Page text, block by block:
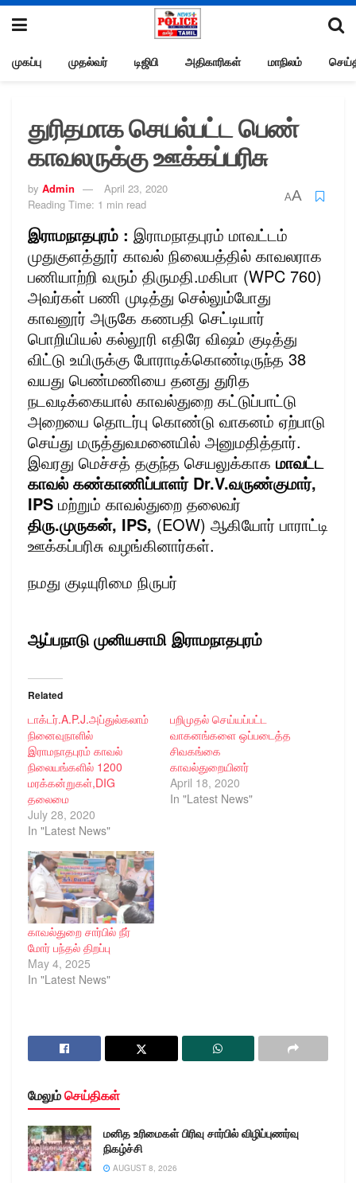
முகப்பு முதல்வர் டிஜிபி அதிகாரிகள் மாநிலம்
துரிதமாக செயல்பட்ட பெண்
காவலருக்கு ஊக்கப்பரிசு
by Admin
April 23, 2020
Reading Time: 1 min read
AA
இராமநாதபுரம் : இராமநாதபுரம் மாவட்டம்
முதுகுளத்தூர் காவல் நிலையத்தில் காவலராக
பணியாற்றி வரும் திருமதி.மகிபா (WPC 760)
அவர்கள் பணி முடித்து செல்லும்போது
காவனூர் அருகே கணபதி செட்டியார்
பொறியியல் கல்லூரி எதிரே விஷம் குடித்து
விட்டு உயிருக்கு போராடிக்கொண்டிருந்த 38
வயது பெண்மணியை தனது துரித
நடவடிக்கையால் காவல்துறை கட்டுப்பாட்டு
அறையை தொடர்பு கொண்டு வாகனம் ஏற்பாடு
செய்து மருத்துவமனையில் அனுமதித்தார்.
இவரது மெச்சத் தகுந்த செயலுக்காக மாவட்ட
காவல் கண்காணிப்பாளர் Dr.V.வருண்குமார்,
IPS மற்றும் காவல்துறை தலைவர்
திரு.முருகன், IPS, (EOW) ஆகியோர் பாராட்டி
ஊக்கப்பரிசு வழங்கினார்கள்.
நமது குடியுரிமை நிருபர்
ஆப்பநாடு முனியசாமி இராமநாதபுரம்
Related
டாக்டர்.A.P.J.அப்துல்கலாம்
நினைவுநாளில்
இராமநாதபுரம் காவல்
நிலையங்களில் 1200
மரக்கன்றுகள்,DIG
தலைமை
July 28, 2020
In "Latest News"
பறிமுதல் செய்யப்பட்ட
வாகனங்களை ஒப்படைத்த
சிவகங்கை
காவல்துறையினர்
April 18, 2020
In "Latest News"
காவல்துறை சார்பில் நீர்
மோர் பந்தல் திறப்பு
May 4, 2025
In "Latest News"
மேலும்செய்திகள்
மனித உரிமைகள் பிரிவு சார்பில் விழிப்புணர்வு
நிகழ்ச்சி
AUGUST 8, 2026